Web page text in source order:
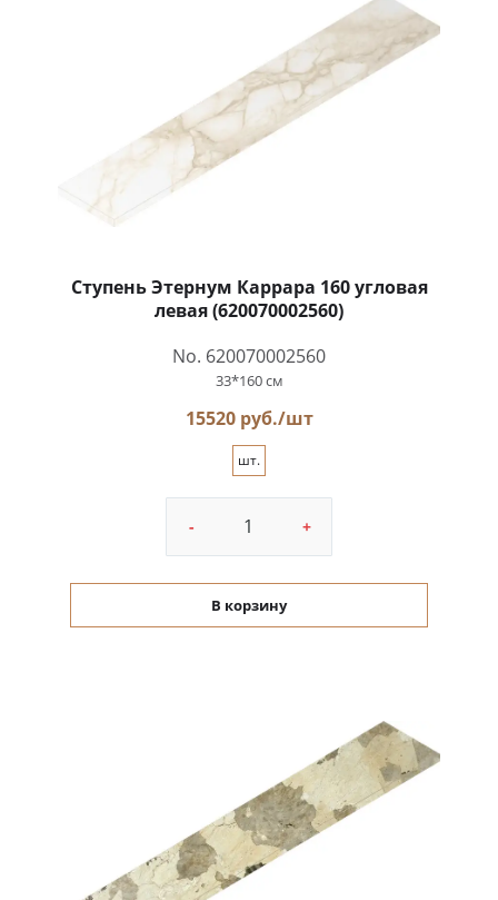
Ступень Этернум Каррара 160 угловая
левая (620070002560)
No. 620070002560
33*160 см
15520 руб./шт
шт.
- +
В корзину